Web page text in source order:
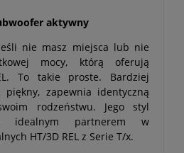
aktywny
nie masz miejsca lub nie
mocy, którą oferują
To takie proste. Bardziej
piękny, zapewnia identyczną
rodzeństwu. Jego styl
idealnym partnerem w
HT/3D REL z Serie T/x.